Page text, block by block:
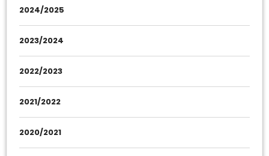
2024/2025
2023/2024
2022/2023
2021/2022
2020/2021